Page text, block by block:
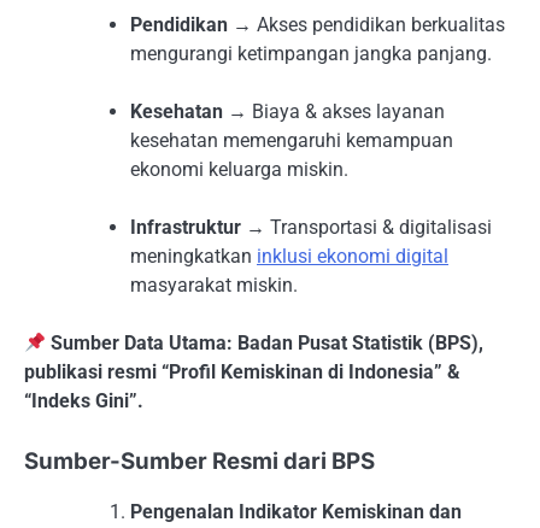
Pendidikan → Akses pendidikan berkualitas
mengurangi ketimpangan jangka panjang.
Kesehatan → Biaya & akses layanan
kesehatan memengaruhi kemampuan
ekonomi keluarga miskin.
Infrastruktur → Transportasi & digitalisasi
meningkatkan inklusi ekonomi digital
masyarakat miskin.
Sumber Data Utama: Badan Pusat Statistik (BPS),
publikasi resmi “Profil Kemiskinan di Indonesia” &
“Indeks Gini”.
Sumber-Sumber Resmi dari BPS
Pengenalan Indikator Kemiskinan dan